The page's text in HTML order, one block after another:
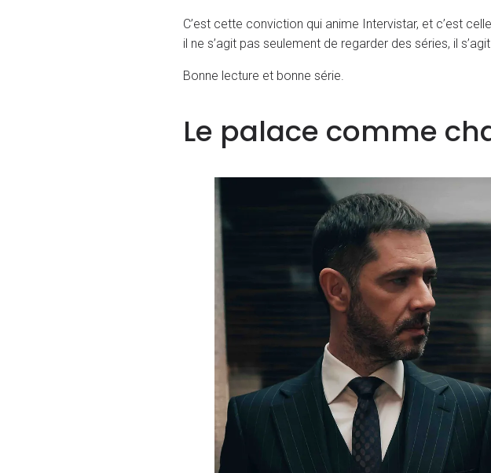
C’est cette conviction qui anime Intervistar, et c’est
il ne s’agit pas seulement de regarder des séries, il
Bonne lecture et bonne série.
Le palace comme